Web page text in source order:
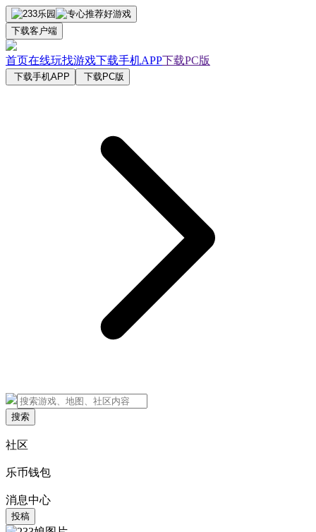
下载客户端
首页在线玩找游戏下载手机APP下载PC版
下载手机APP 下载PC版
搜索
社区
乐币钱包
消息中心
投稿